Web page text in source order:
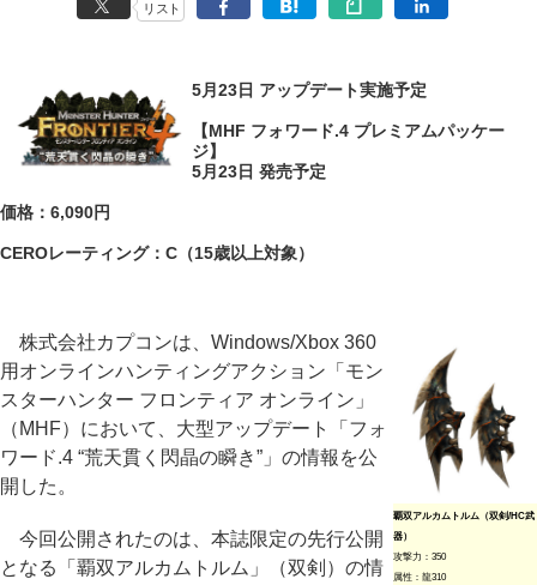
リスト
5月23日 アップデート実施予定
【MHF フォワード.4 プレミアムパッケー
ジ】
5月23日 発売予定
価格：6,090円
CEROレーティング：C（15歳以上対象）
覇双アルカムトルム（双剣/HC武
器）
攻撃力：350
属性：龍310
株式会社カプコンは、Windows/Xbox 360
用オンラインハンティングアクション「モン
スターハンター フロンティア オンライン」
（MHF）において、大型アップデート「フォ
ワード.4 “荒天貫く閃晶の瞬き”」の情報を公
開した。
今回公開されたのは、本誌限定の先行公開
となる「覇双アルカムトルム」（双剣）の情